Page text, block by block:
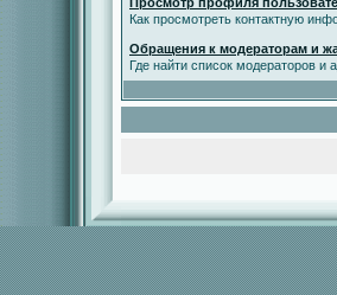
Как просмотреть контактную
Обращения к модераторам и
Где найти список модераторов и